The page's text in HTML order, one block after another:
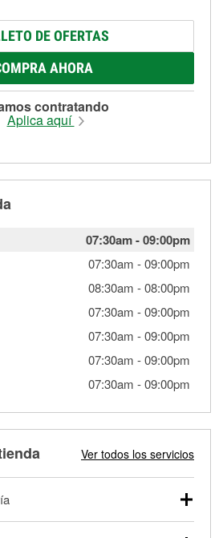
DE OFERTAS
AHORA
contratando
Aplica aquí
07:30am-09:00pm
07:30am -09:00pm
08:30am -08:00pm
07:30am -09:00pm
07:30am -09:00pm
07:30am -09:00pm
07:30am -09:00pm
Ver todos los servicios